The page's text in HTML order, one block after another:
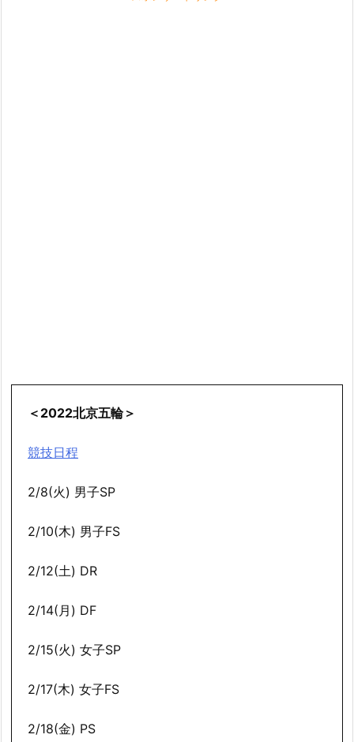
＜2022北京五輪＞
競技日程
2/8(火) 男子SP
2/10(木) 男子FS
2/12(土) DR
2/14(月) DF
2/15(火) 女子SP
2/17(木) 女子FS
2/18(金) PS